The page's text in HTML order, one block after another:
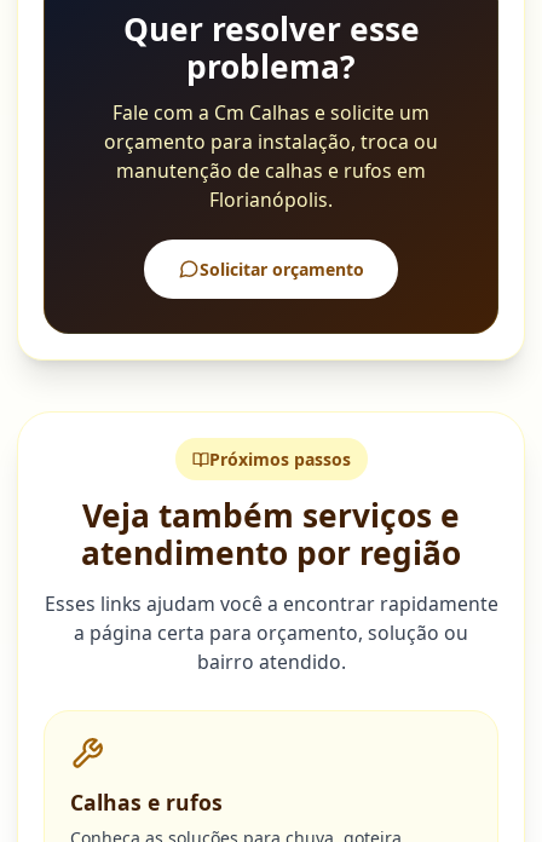
Quer resolver esse
problema?
Fale com a Cm Calhas e solicite um
orçamento para instalação, troca ou
manutenção de calhas e rufos em
Florianópolis.
Solicitar orçamento
Próximos passos
Veja também serviços e
atendimento por região
Esses links ajudam você a encontrar rapidamente
a página certa para orçamento, solução ou
bairro atendido.
Calhas e rufos